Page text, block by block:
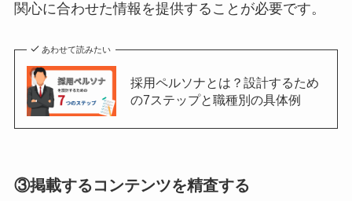
関心に合わせた情報を提供することが必要です。
あわせて読みたい
採用ペルソナとは？設計するため
の7ステップと職種別の具体例
③掲載するコンテンツを精査する